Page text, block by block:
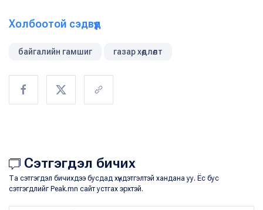
Холбоотой сэдвүүд
байгалийн гамшиг газар хөдлөлт
Сэтгэгдэл бичих
Та сэтгэгдэл бичихдээ бусдад хүндэтгэлтэй хандана уу. Ёс бус
сэтгэгдлийг Peak.mn сайт устгах эрхтэй.